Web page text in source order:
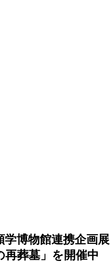
学博物館連携企
再葬墓」を開催中